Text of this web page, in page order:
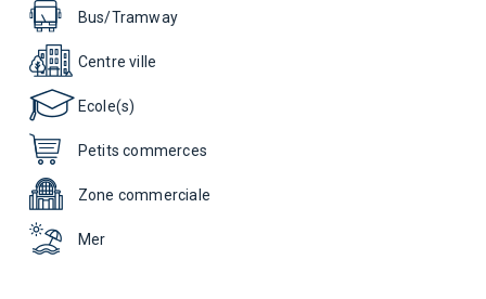
Bus/Tramway
Centre ville
Ecole(s)
Petits commerces
Zone commerciale
Mer